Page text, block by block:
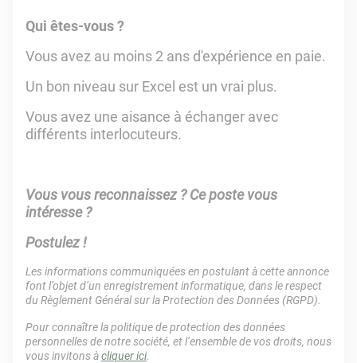
Qui êtes-vous ?
Vous avez au moins 2 ans d'expérience en paie.
Un bon niveau sur Excel est un vrai plus.
Vous avez une aisance à échanger avec
différents interlocuteurs.
Vous vous reconnaissez ? Ce poste vous
intéresse ?
Postulez !
Les informations communiquées en postulant à cette annonce
font l’objet d’un enregistrement informatique, dans le respect
du Règlement Général sur la Protection des Données (RGPD).
Pour connaître la politique de protection des données
personnelles de notre société, et l’ensemble de vos droits, nous
vous invitons àcliquer ici.